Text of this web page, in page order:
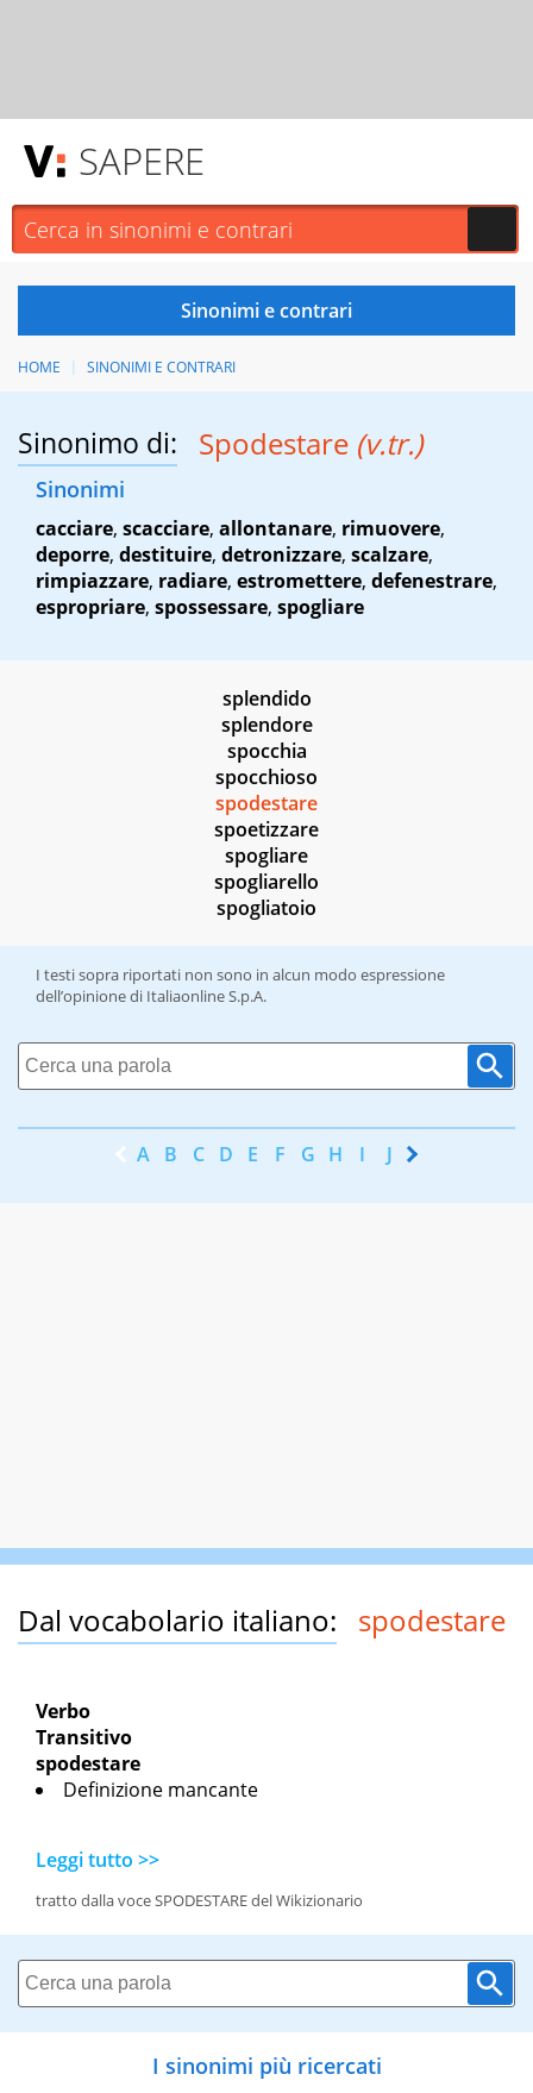
SAPERE
HOME SINONIMI E CONTRARI
Sinonimo di: Spodestare (v.tr.)
Sinonimi
cacciare, scacciare, allontanare, rimuovere,
deporre, destituire, detronizzare, scalzare,
rimpiazzare, radiare, estromettere, defenestrare,
espropriare, spossessare, spogliare
splendido
splendore
spocchia
spocchioso
spodestare
spoetizzare
spogliare
spogliarello
spogliatoio
I testi sopra riportati non sono in alcun modo espressione
dell’opinione di Italiaonline S.p.A.
A B C D E F G H I J K
Dal vocabolario italiano: spodestare
Verbo
Transitivo
spodestare
Definizione mancante
Leggi tutto >>
tratto dalla voce SPODESTARE del Wikizionario
I sinonimi più ricercati